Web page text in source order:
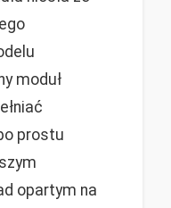
moduł
prostu
opartym na